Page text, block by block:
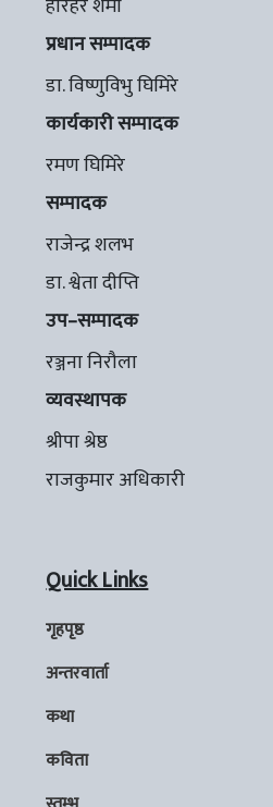
हरिहर शर्मा
प्रधान सम्पादक
डा. विष्णुविभु घिमिरे
कार्यकारी सम्पादक
रमण घिमिरे
सम्पादक
राजेन्द्र शलभ
डा. श्वेता दीप्ति
उप–सम्पादक
रञ्जना निरौला
व्यवस्थापक
श्रीपा श्रेष्ठ
राजकुमार अधिकारी
Quick Links
गृहपृष्ठ
अन्तरवार्ता
कथा
कविता